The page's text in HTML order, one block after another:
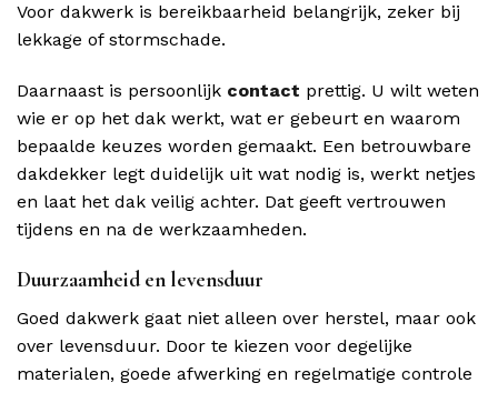
Voor dakwerk is bereikbaarheid belangrijk, zeker bij
lekkage of stormschade.
Daarnaast is persoonlijk contact prettig. U wilt weten
wie er op het dak werkt, wat er gebeurt en waarom
bepaalde keuzes worden gemaakt. Een betrouwbare
dakdekker legt duidelijk uit wat nodig is, werkt netjes
en laat het dak veilig achter. Dat geeft vertrouwen
tijdens en na de werkzaamheden.
Duurzaamheid en levensduur
Goed dakwerk gaat niet alleen over herstel, maar ook
over levensduur. Door te kiezen voor degelijke
materialen, goede afwerking en regelmatige controle